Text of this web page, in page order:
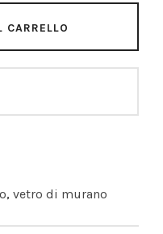
CARRELLO
, vetro di murano